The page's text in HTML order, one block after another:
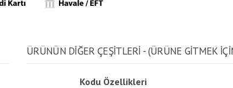
ÜRÜNÜN DİĞER ÇEŞİTLERİ - (ÜRÜNE GITMEK
Kodu Özellikleri